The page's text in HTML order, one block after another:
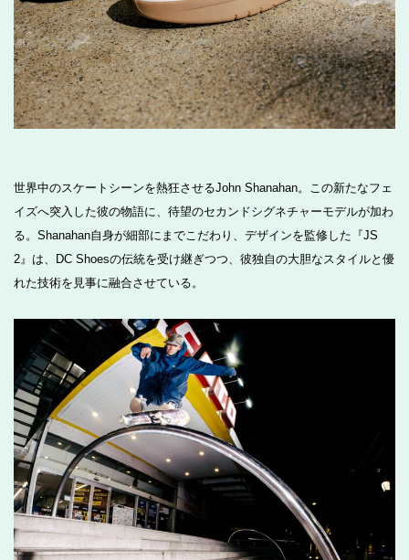
世界中のスケートシーンを熱狂させるJohn Shanahan。この新たなフェ
イズへ突入した彼の物語に、待望のセカンドシグネチャーモデルが加わ
る。Shanahan自身が細部にまでこだわり、デザインを監修した『JS
2』は、DC Shoesの伝統を受け継ぎつつ、彼独自の大胆なスタイルと優
れた技術を見事に融合させている。